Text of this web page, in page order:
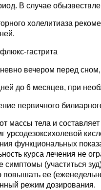
В случае
холелитиаза
гастрита
вечером перед
до 6 месяцев, при
первичного
массы тела и
урсодезоксихолевой
функциональных
курса лечения не
симптомы (участиться
повышать ее
режим дозирования.